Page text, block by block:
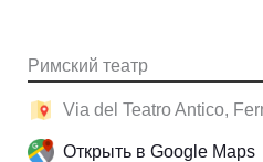
Римский театр
Via del Teatro Antico,
Открыть в Google Maps